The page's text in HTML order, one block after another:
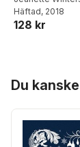
Häftad, 2018
128 kr
Du